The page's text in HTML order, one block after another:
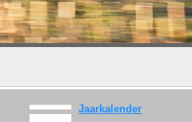
Jaarkalender